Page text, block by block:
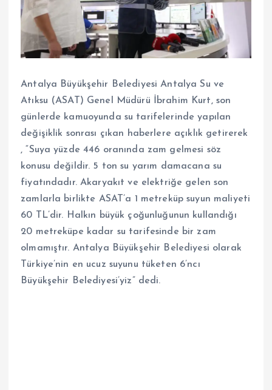
Antalya Büyükşehir Belediyesi Antalya Su ve
Atıksu (ASAT) Genel Müdürü İbrahim Kurt, son
günlerde kamuoyunda su tarifelerinde yapılan
değişiklik sonrası çıkan haberlere açıklık getirerek
, “Suya yüzde 446 oranında zam gelmesi söz
konusu değildir. 5 ton su yarım damacana su
fiyatındadır. Akaryakıt ve elektriğe gelen son
zamlarla birlikte ASAT’a 1 metreküp suyun maliyeti
60 TL’dir. Halkın büyük çoğunluğunun kullandığı
20 metreküpe kadar su tarifesinde bir zam
olmamıştır. Antalya Büyükşehir Belediyesi olarak
Türkiye’nin en ucuz suyunu tüketen 6’ncı
Büyükşehir Belediyesi’yiz” dedi.